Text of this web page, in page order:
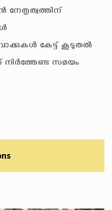
നേതൃത്വത്തിന്
കേട്ട് കൂടുതൽ
നിർത്തേണ്ട സമയം